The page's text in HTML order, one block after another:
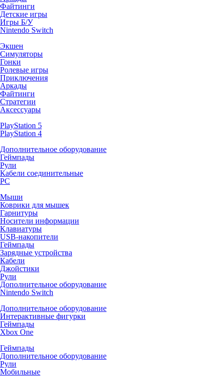
Файтинги
Детские игры
Игры Б/У
Nintendo Switch
Экшен
Симуляторы
Гонки
Ролевые игры
Приключения
Аркады
Файтинги
Стратегии
Аксессуары
PlayStation 5
PlayStation 4
Дополнительное оборудование
Геймпады
Рули
Кабели соединительные
PC
Мыши
Коврики для мышек
Гарнитуры
Носители информации
Клавиатуры
USB-накопители
Геймпады
Зарядные устройства
Кабели
Джойстики
Рули
Дополнительное оборудование
Nintendo Switch
Дополнительное оборудование
Интерактивные фигурки
Геймпады
Xbox One
Геймпады
Дополнительное оборудование
Рули
Мобильные